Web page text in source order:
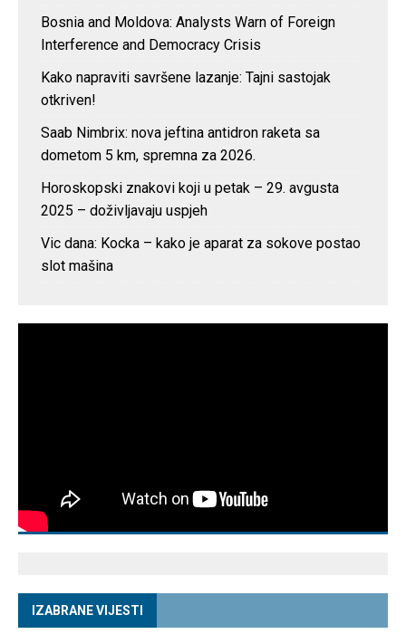
Bosnia and Moldova: Analysts Warn of Foreign
Interference and Democracy Crisis
Kako napraviti savršene lazanje: Tajni sastojak
otkriven!
Saab Nimbrix: nova jeftina antidron raketa sa
dometom 5 km, spremna za 2026.
Horoskopski znakovi koji u petak – 29. avgusta
2025 – doživljavaju uspjeh
Vic dana: Kocka – kako je aparat za sokove postao
slot mašina
IZABRANE VIJESTI